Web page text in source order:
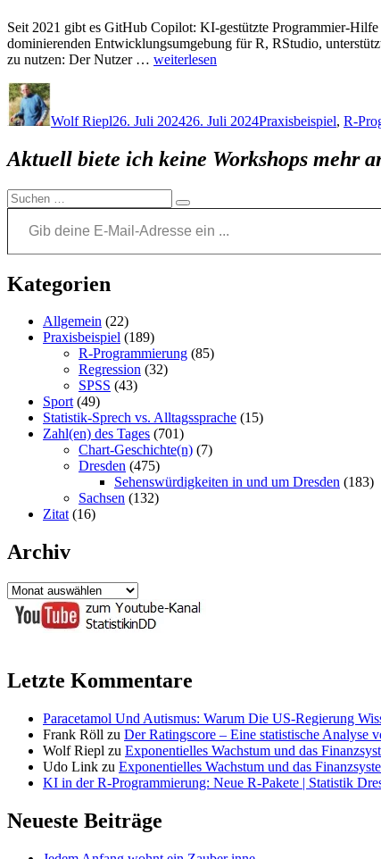
Seit 2021 gibt es GitHub Copilot: KI-gestützte Programmier-
dominierenden Entwicklungsumgebung für R, RStudio,
zu nutzen: Der Nutzer … „R-
GitHub
in
RStudio“
weiterlesen
Wolf Riepl26. Juli 202426. Juli 2024Praxisbeispiel, R-
Aktuell biete ich keine Workshops mehr
Suchen
nach:
Suchen
Gib deine E-Mail-Adresse ein ...
Kategorien
Allgemein (22)
Praxisbeispiel (189)
R-Programmierung (85)
Regression (32)
SPSS (43)
Sport(49)
Statistik-Sprech vs. Alltagssprache (15)
Zahl(en) des Tages (701)
Chart-Geschichte(n) (7)
Dresden (475)
Sehenswürdigkeiten in und um Dresden (183)
Sachsen (132)
Zitat(16)
Archiv
Archiv
Letzte Kommentare
Paracetamol Und Autismus: Warum Die US-Regierung
Frank Röll zu Der Ratingscore – Eine statistische Analyse
Wolf Riepl zu Exponentielles Wachstum und das
Udo Link zu Exponentielles Wachstum und das
KI in der R-Programmierung: Neue R-Pakete | Statistik
Neueste Beiträge